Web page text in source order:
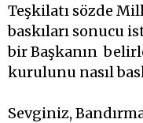
Teşkilatı sözde
baskıları sonucu
bir Başkanın
kurulunu nasıl
Sevginiz,